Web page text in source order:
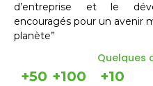
d’entreprise et le
encouragés pour un avenir
planète”
Quelques
+50 +100 +10